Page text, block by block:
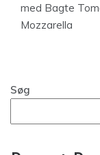
med Bagte
Mozzarella
Søg